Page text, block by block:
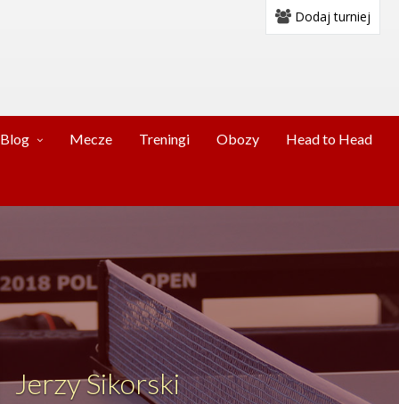
Dodaj turniej
Blog Mecze Treningi Obozy Head to Head
Jerzy Sikorski